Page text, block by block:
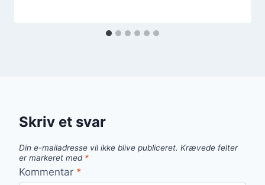
Skriv et svar
Din e-mailadresse vil ikke blive publiceret. Krævede felter
er markeret med *
Kommentar *